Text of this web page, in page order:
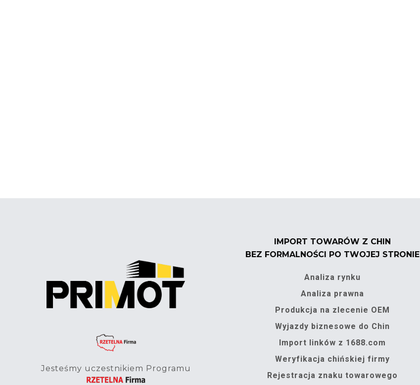
Jesteśmy uczestnikiem Programu
IMPORT TOWARÓW Z CHIN
BEZ FORMALNOŚCI PO TWOJEJ STRONIE
Analiza rynku
Analiza prawna
Produkcja na zlecenie OEM
Wyjazdy biznesowe do Chin
Import linków z 1688.com
Weryfikacja chińskiej firmy
Rejestracja znaku towarowego